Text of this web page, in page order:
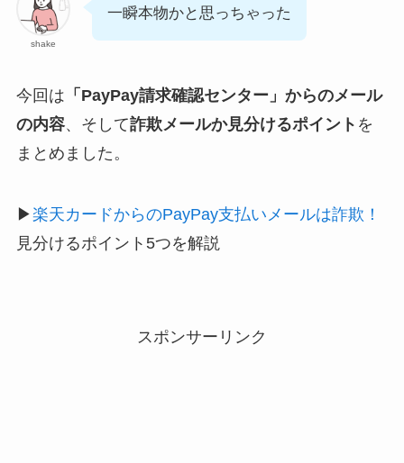
shake
一瞬本物かと思っちゃった
今回は 「PayPay請求確認センター」からのメール
の内容、そして詐欺メールか見分けるポイント を
まとめました。
▶︎楽天カードからのPayPay支払いメールは詐欺！
見分けるポイント5つを解説
スポンサーリンク